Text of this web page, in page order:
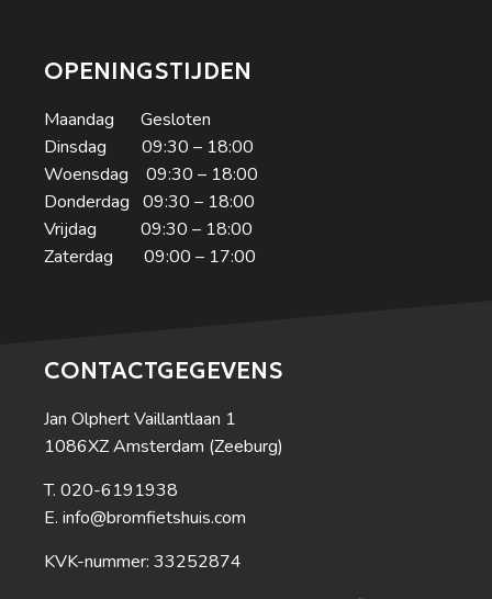
OPENINGSTIJDEN
Maandag Gesloten
Dinsdag 09:30 – 18:00
Woensdag 09:30 – 18:00
Donderdag 09:30 – 18:00
Vrijdag 09:30 – 18:00
Zaterdag 09:00 – 17:00
CONTACTGEGEVENS
Jan Olphert Vaillantlaan 1
1086XZ Amsterdam (Zeeburg)
020-6191938
info@bromfietshuis.com
KVK-nummer: 33252874